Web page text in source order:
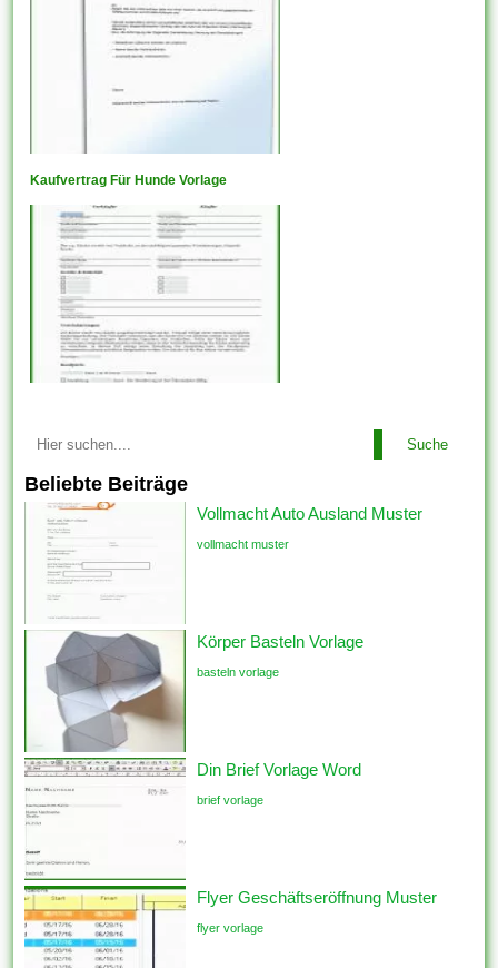
Kaufvertrag Für Hunde Vorlage
Suche
Beliebte Beiträge
Vollmacht Auto Ausland Muster
vollmacht muster
Körper Basteln Vorlage
basteln vorlage
Din Brief Vorlage Word
brief vorlage
Flyer Geschäftseröffnung Muster
flyer vorlage